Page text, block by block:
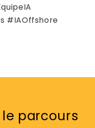
#IAOffshore
parcours